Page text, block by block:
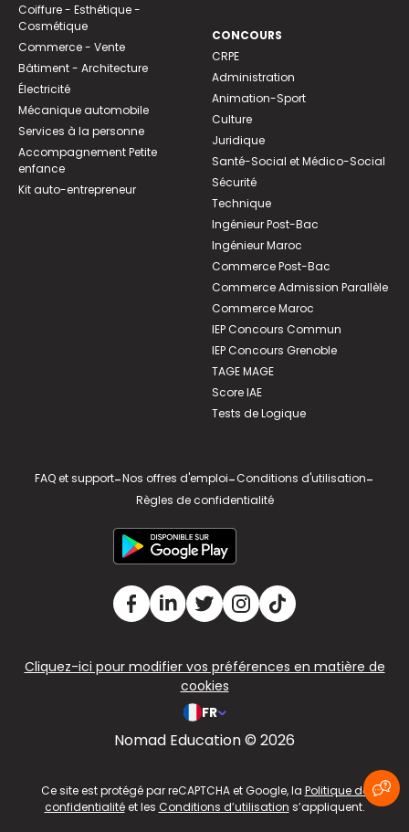
Coiffure - Esthétique -
Cosmétique
Commerce - Vente
Bâtiment - Architecture
Électricité
Mécanique automobile
Services à la personne
Accompagnement Petite
enfance
Kit auto-entrepreneur
CONCOURS
CRPE
Administration
Animation-Sport
Culture
Juridique
Santé-Social et Médico-Social
Sécurité
Technique
Ingénieur Post-Bac
Ingénieur Maroc
Commerce Post-Bac
Commerce Admission Parallèle
Commerce Maroc
IEP Concours Commun
IEP Concours Grenoble
TAGE MAGE
Score IAE
Tests de Logique
FAQ et support-Nos offres d'emploi-Conditions d'utilisation-
Règles de confidentialité
Cliquez-ici pour modifier vos préférences en matière de
cookies
FR
Nomad Education © 2026
Ce site est protégé par reCAPTCHA et Google, la Politique de
confidentialitéet les Conditions d’utilisation s’appliquent.